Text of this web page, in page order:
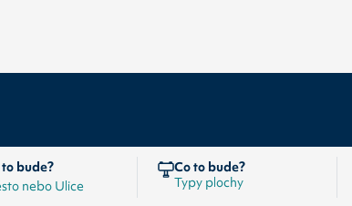
bude? Co to bude?